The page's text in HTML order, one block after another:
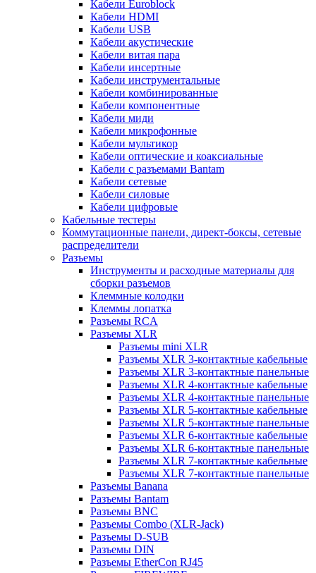
Кабели Euroblock
Кабели HDMI
Кабели USB
Кабели акустические
Кабели витая пара
Кабели инсертные
Кабели инструментальные
Кабели комбинированные
Кабели компонентные
Кабели миди
Кабели микрофонные
Кабели мультикор
Кабели оптические и коаксиальные
Кабели с разъемами Bantam
Кабели сетевые
Кабели силовые
Кабели цифровые
Кабельные тестеры
Коммутационные панели, директ-боксы, сетевые
распределители
Разъемы
Инструменты и расходные материалы для
сборки разъемов
Клеммные колодки
Клеммы лопатка
Разъемы RCA
Разъемы XLR
Разъемы mini XLR
Разъемы XLR 3-контактные кабельные
Разъемы XLR 3-контактные панельные
Разъемы XLR 4-контактные кабельные
Разъемы XLR 4-контактные панельные
Разъемы XLR 5-контактные кабельные
Разъемы XLR 5-контактные панельные
Разъемы XLR 6-контактные кабельные
Разъемы XLR 6-контактные панельные
Разъемы XLR 7-контактные кабельные
Разъемы XLR 7-контактные панельные
Разъемы Banana
Разъемы Bantam
Разъемы BNC
Разъемы Combo (XLR-Jack)
Разъемы D-SUB
Разъемы DIN
Разъемы EtherCon RJ45